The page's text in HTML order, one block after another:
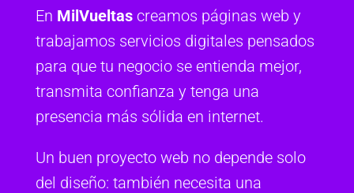
En MilVueltascreamos páginas web y
trabajamos servicios digitales pensados
para que tu negocio se entienda mejor,
transmita confianza y tenga una
presencia más sólida en internet.
Un buen proyecto web no depende solo
del diseño: también necesita una